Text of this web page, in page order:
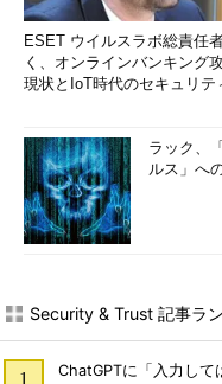
ESET ウイルスラボ総責任
く、オンラインバンキング
現状とIoT時代のセキュリテ
ラック、
ルス」へ
Security & Trust 記事ラ
ChatGPTに「入力し